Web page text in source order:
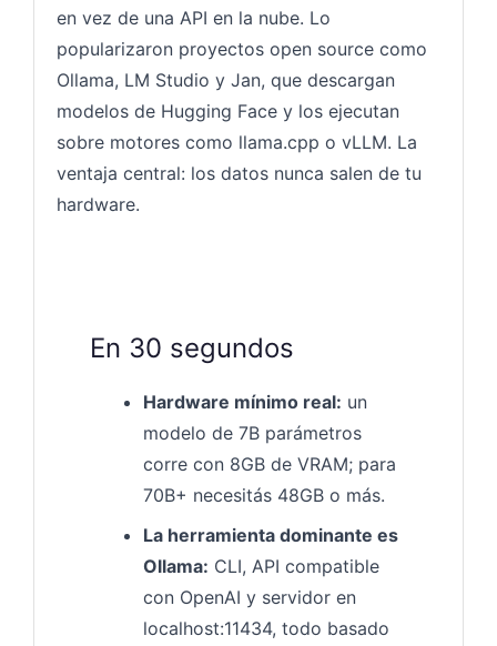
en vez de una API en la nube. Lo
popularizaron proyectos open source como
Ollama, LM Studio y Jan, que descargan
modelos de Hugging Face y los ejecutan
sobre motores como llama.cpp o vLLM. La
ventaja central: los datos nunca salen de tu
hardware.
En 30 segundos
Hardware mínimo real: un
modelo de 7B parámetros
corre con 8GB de VRAM; para
70B+ necesitás 48GB o más.
La herramienta dominante es
Ollama: CLI, API compatible
con OpenAI y servidor en
localhost:11434, todo basado